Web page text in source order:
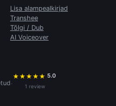
Lisa alampealkirjad
Transhee
Tõlgi / Dub
AI Voiceover
·
★ ★ ★ ★ ★ 5.0
1 review